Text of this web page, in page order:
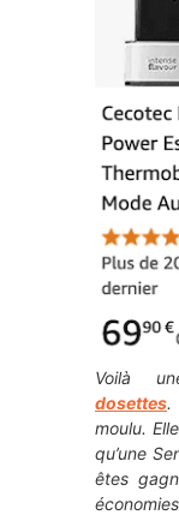
Voilà
dosettes.
moulu.
qu’une
êtes